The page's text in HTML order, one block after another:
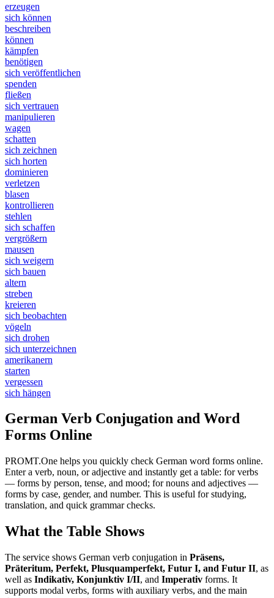
erzeugen
sich können
beschreiben
können
kämpfen
benötigen
sich veröffentlichen
spenden
fließen
sich vertrauen
manipulieren
wagen
schatten
sich zeichnen
sich horten
dominieren
verletzen
blasen
kontrollieren
stehlen
sich schaffen
vergrößern
mausen
sich weigern
sich bauen
altern
streben
kreieren
sich beobachten
vögeln
sich drohen
sich unterzeichnen
amerikanern
starten
vergessen
sich hängen
German Verb Conjugation and Word
Forms Online
PROMT.One helps you quickly check German word forms online.
Enter a verb, noun, or adjective and instantly get a table: for verbs
— forms by person, tense, and mood; for nouns and adjectives —
forms by case, gender, and number. This is useful for studying,
translation, and quick grammar checks.
What the Table Shows
The service shows German verb conjugation in Präsens,
Präteritum, Perfekt, Plusquamperfekt, Futur I, and Futur II, as
well as Indikativ, Konjunktiv I/II, and Imperativ forms. It
supports modal verbs, forms with auxiliary verbs, and the main